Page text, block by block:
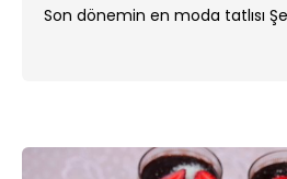
Son dönemin en moda tatlısı